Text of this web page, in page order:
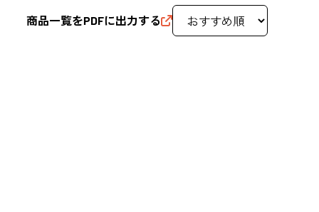
商品一覧をPDFに出力する